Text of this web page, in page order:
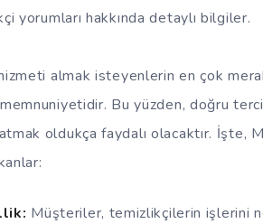
yorumları hakkında detaylı bilgiler.
almak isteyenlerin en çok
Bu yüzden, doğru
oldukça faydalı olacaktır. İşte,
Müşteriler, temizlikçilerin işlerini